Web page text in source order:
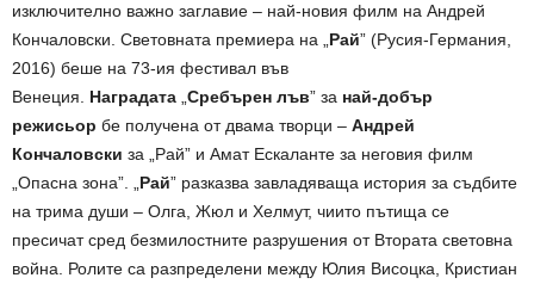
изключително важно заглавие – най-новия филм на Андрей
Кончаловски. Световната премиера на „ Рай” (Русия-Германия,
2016) беше на 73-ия фестивал във
Венеция. Наградата Сребърен лъв” за най-добър
режисьор бе получена от двама творци – Андрей
Кончаловски за „Рай” и Амат Ескаланте за неговия филм
„Опасна зона”. „ Рай” разказва завладяваща история за съдбите
на трима души – Олга, Жюл и Хелмут, чиито пътища се
пресичат сред безмилостните разрушения от Втората световна
война. Ролите са разпределени между Юлия Висоцка, Кристиан